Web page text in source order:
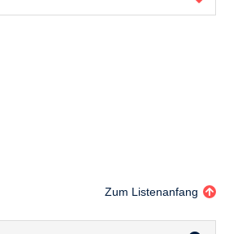
Zum Listenanfang